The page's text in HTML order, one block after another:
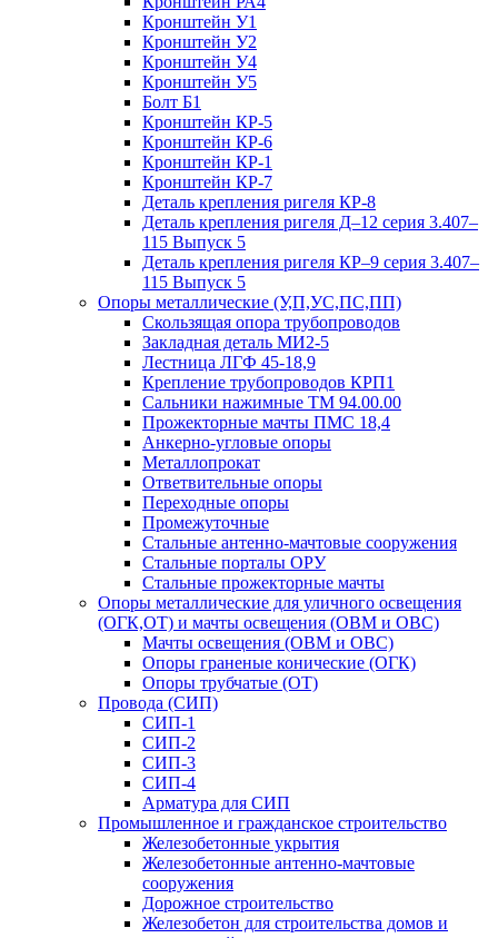
Кронштейн У1
Кронштейн У2
Кронштейн У4
Кронштейн У5
Болт Б1
Кронштейн КР-5
Кронштейн КР-6
Кронштейн КР-1
Кронштейн КР-7
Деталь крепления ригеля КР‑8
Деталь крепления ригеля Д–12 серия 3.407–
115 Выпуск 5
Деталь крепления ригеля КР–9 серия 3.407–
115 Выпуск 5
Опоры металлические (У,П,УС,ПС,ПП)
Скользящая опора трубопроводов
Закладная деталь МИ2-5
Лестница ЛГФ 45-18,9
Крепление трубопроводов КРП1
Сальники нажимные ТМ 94.00.00
Прожекторные мачты ПМС 18,4
Анкерно-угловые опоры
Металлопрокат
Ответвительные опоры
Переходные опоры
Промежуточные
Стальные антенно-мачтовые сооружения
Стальные порталы ОРУ
Стальные прожекторные мачты
Опоры металлические для уличного освещения
(ОГК,ОТ) и мачты освещения (ОВМ и ОВС)
Мачты освещения (ОВМ и ОВС)
Опоры граненые конические (ОГК)
Опоры трубчатые (ОТ)
Провода (СИП)
СИП-1
СИП-2
СИП-3
СИП-4
Арматура для СИП
Промышленное и гражданское строительство
Железобетонные укрытия
Железобетонные антенно-мачтовые
сооружения
Дорожное строительство
Железобетон для строительства домов и